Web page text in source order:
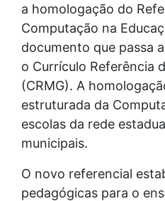
a homologação do
Computação na
documento que passa
o Currículo Referência
(CRMG). A
estruturada da
escolas da rede
municipais.
O novo referencial
pedagógicas para o